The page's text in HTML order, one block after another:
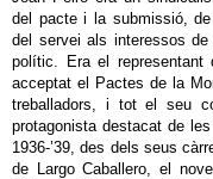
del pacte i la submissió,
del servei als interessos de
polític. Era el representant
acceptat el Pactes de la
treballadors, i tot el seu
protagonista destacat de
1936-’39, des dels seus
de Largo Caballero, el